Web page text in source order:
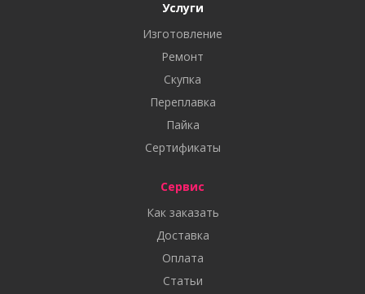
Услуги
Изготовление
Ремонт
Скупка
Переплавка
Пайка
Сертификаты
Сервис
Как заказать
Доставка
Оплата
Статьи